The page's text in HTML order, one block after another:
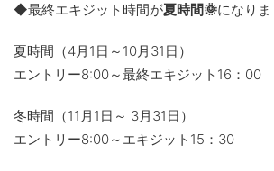
◆最終エキジット時間が夏時間🌞になりま
夏時間（4月1日～10月31日）
エントリー8:00～最終エキジット16：00
冬時間（11月1日～ 3月31日）
エントリー8:00～エキジット15：30